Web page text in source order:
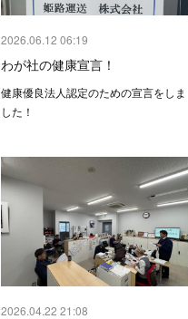
2026.06.12 06:19
わが社の健康宣言！
健康優良法人認定のための宣言をしま
した！
2026.04.22 21:08